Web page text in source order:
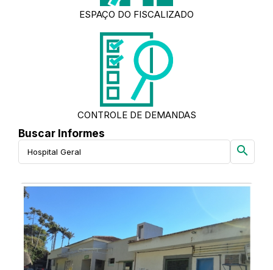
ESPAÇO DO FISCALIZADO
CONTROLE DE DEMANDAS
Buscar Informes
search